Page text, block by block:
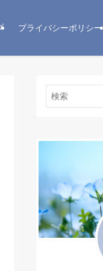
プライバシーポリシー